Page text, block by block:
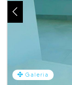
Galeria